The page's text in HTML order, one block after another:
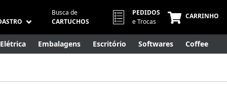
Busca de
CARTUCHOS
PEDIDOS
e Trocas
CARRINHO
Elétrica Embalagens Escritório Softwares Coffee